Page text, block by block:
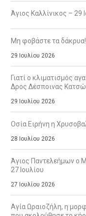
Άγιος Καλλίνικος – 29
Μη φοβάστε τα
29 Ιουλίου 2026
Γιατί ο κλιματισμός
Δρος Δέσποινας
29 Ιουλίου 2026
Οσία Ειρήνη η
28 Ιουλίου 2026
Άγιος Παντελεήμων ο
27 Ιουλίου
27 Ιουλίου 2026
Αγία Ωραιοζήλη, η